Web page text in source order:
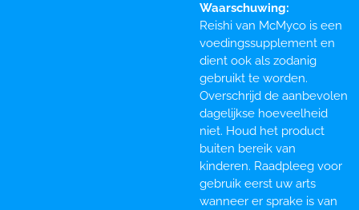
Waarschuwing:
Reishi van McMyco is een
voedingssupplement en
dient ook als zodanig
gebruikt te worden.
Overschrijd de aanbevolen
dagelijkse hoeveelheid
niet. Houd het product
buiten bereik van
kinderen. Raadpleeg voor
gebruik eerst uw arts
wanneer er sprake is van